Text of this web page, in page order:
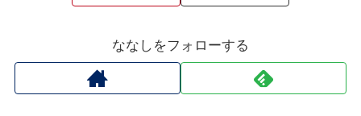
ななしをフォローする